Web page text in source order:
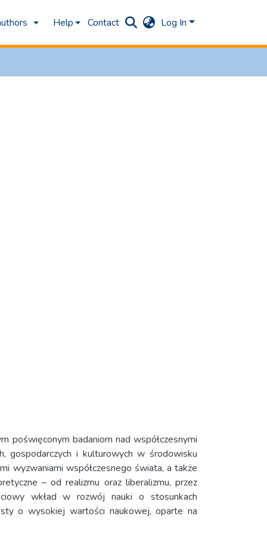
Help Contact Log In
poświęconym badaniom nad współczesnymi
gospodarczych i kulturowych w środowisku
wyzwaniami współczesnego świata, a także
– od realizmu oraz liberalizmu, przez
wkład w rozwój nauki o stosunkach
o wysokiej wartości naukowej, oparte na